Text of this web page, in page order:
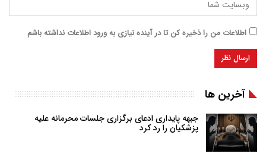
اطلاعات من را ذخیره کن تا در آینده نیازی به ورود اطلاعات نداشته باشم
آخرین ها
جبهه پایداری ادعای برگزاری جلسات محرمانه علیه
پزشکیان را رد کرد